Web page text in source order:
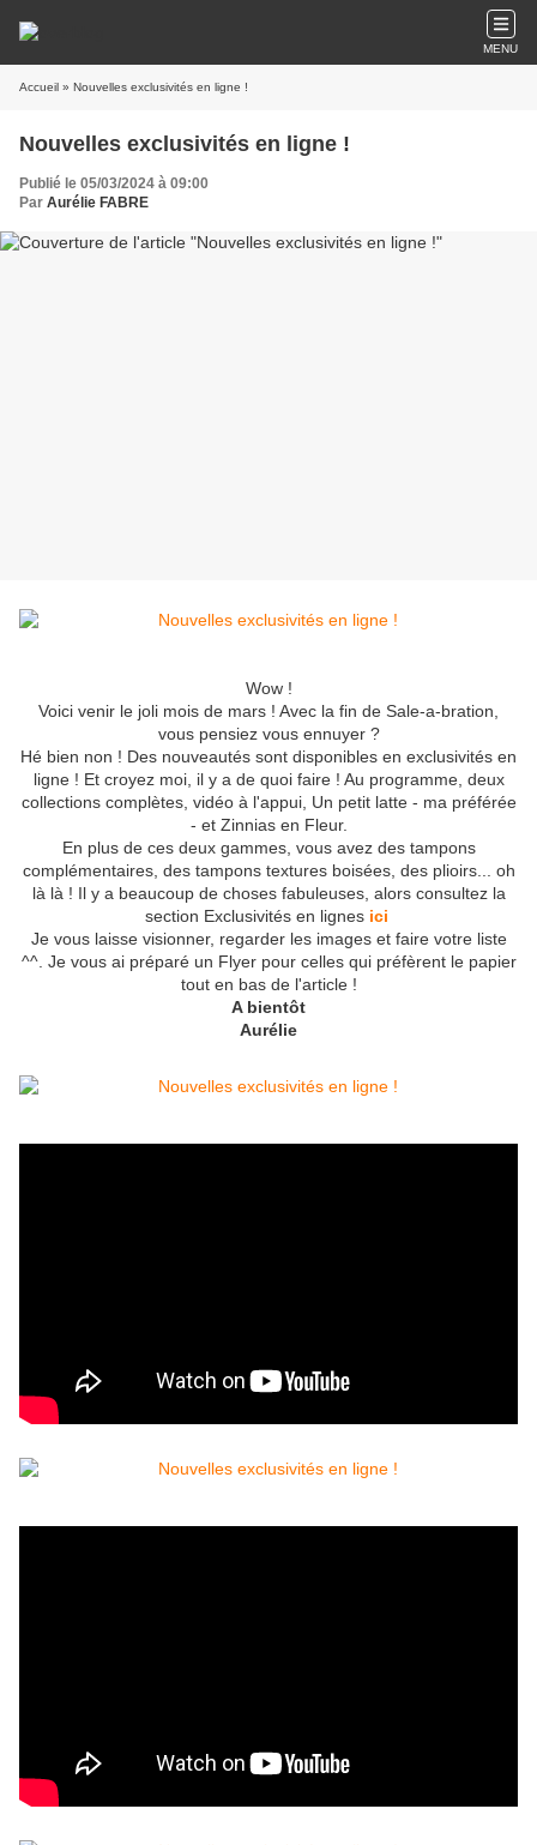
MENU
Accueil » Nouvelles exclusivités en ligne !
Nouvelles exclusivités en ligne !
Publié le 05/03/2024 à 09:00
Par Aurélie FABRE
Wow !
Voici venir le joli mois de mars ! Avec la fin de Sale-a-bration,
vous pensiez vous ennuyer ?
Hé bien non ! Des nouveautés sont disponibles en exclusivités en
ligne ! Et croyez moi, il y a de quoi faire ! Au programme, deux
collections complètes, vidéo à l'appui, Un petit latte - ma préférée
- et Zinnias en Fleur.
En plus de ces deux gammes, vous avez des tampons
complémentaires, des tampons textures boisées, des plioirs... oh
là là ! Il y a beaucoup de choses fabuleuses, alors consultez la
section Exclusivités en lignes ici
Je vous laisse visionner, regarder les images et faire votre liste
^^. Je vous ai préparé un Flyer pour celles qui préfèrent le papier
tout en bas de l'article !
A bientôt
Aurélie